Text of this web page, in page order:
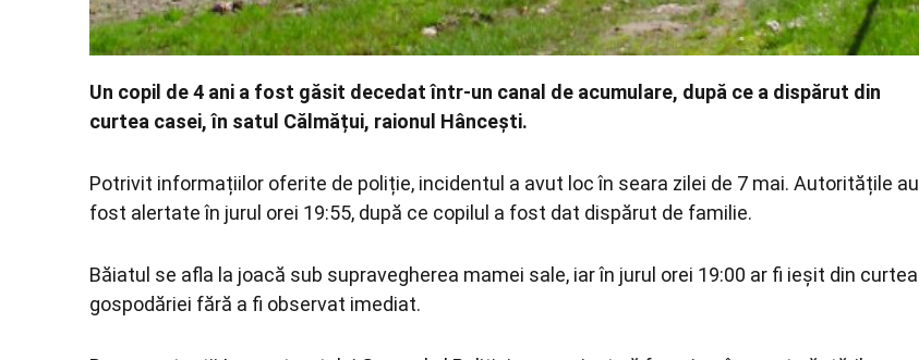
Un copil de 4 ani a fost găsit decedat într-un canal de acumulare, după ce a dispărut din
curtea casei, în satul Călmățui, raionul Hâncești.
Potrivit informațiilor oferite de poliție, incidentul a avut loc în seara zilei de 7 mai. Autoritățile au
fost alertate în jurul orei 19:55, după ce copilul a fost dat dispărut de familie.
Băiatul se afla la joacă sub supravegherea mamei sale, iar în jurul orei 19:00 ar fi ieșit din curtea
gospodăriei fără a fi observat imediat.